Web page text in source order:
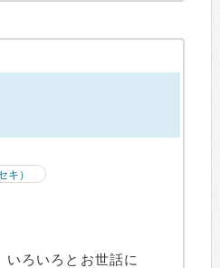
キ）
ろいろとお世話に